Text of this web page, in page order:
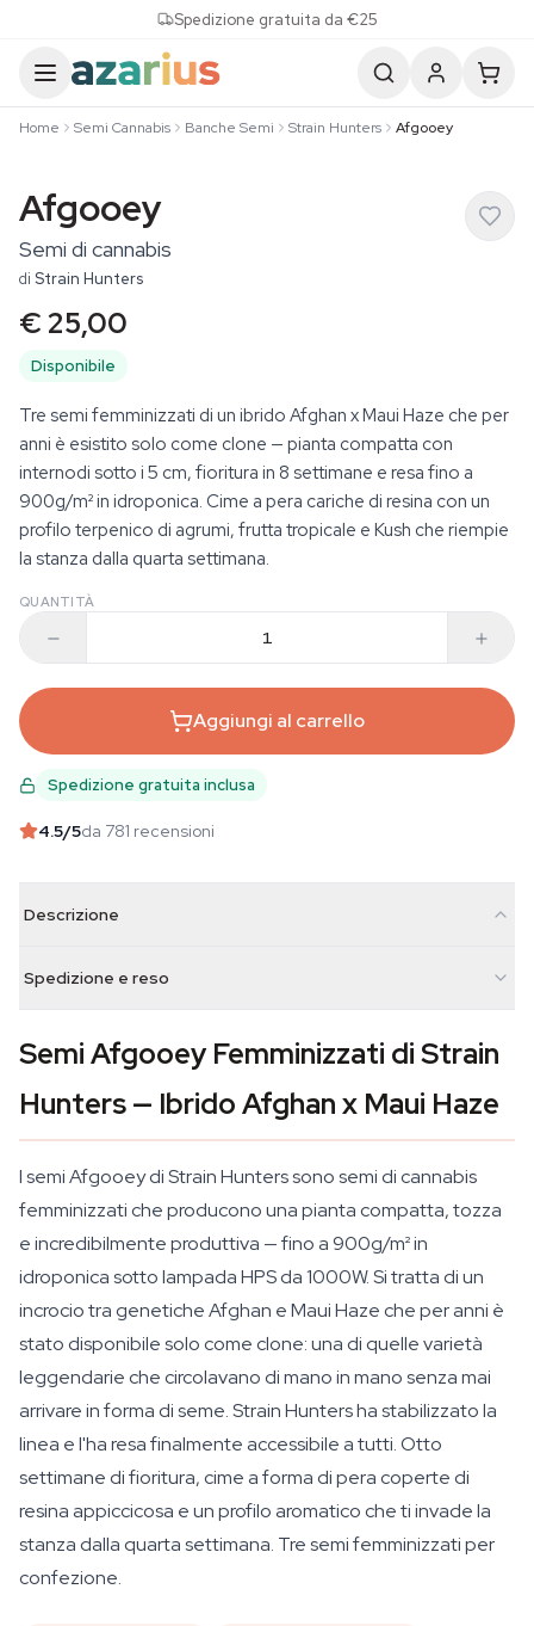
Spedizione gratuita da €25
Home Semi Cannabis Banche Semi Strain Hunters Afgooey
Afgooey
Semi di cannabis
di Strain Hunters
€ 25,00
Disponibile
Tre semi femminizzati di un ibrido Afghan x Maui Haze che per
anni è esistito solo come clone — pianta compatta con
internodi sotto i 5 cm, fioritura in 8 settimane e resa fino a
900g/m² in idroponica. Cime a pera cariche di resina con un
profilo terpenico di agrumi, frutta tropicale e Kush che riempie
la stanza dalla quarta settimana.
QUANTITÀ
Aggiungi al carrello
Spedizione gratuita inclusa
4.5/5da 781 recensioni
Descrizione
Spedizione e reso
Semi Afgooey Femminizzati di Strain
Hunters — Ibrido Afghan x Maui Haze
I semi Afgooey di Strain Hunters sono semi di cannabis
femminizzati che producono una pianta compatta, tozza
e incredibilmente produttiva — fino a 900g/m² in
idroponica sotto lampada HPS da 1000W. Si tratta di un
incrocio tra genetiche Afghan e Maui Haze che per anni è
stato disponibile solo come clone: una di quelle varietà
leggendarie che circolavano di mano in mano senza mai
arrivare in forma di seme. Strain Hunters ha stabilizzato la
linea e l'ha resa finalmente accessibile a tutti. Otto
settimane di fioritura, cime a forma di pera coperte di
resina appiccicosa e un profilo aromatico che ti invade la
stanza dalla quarta settimana. Tre semi femminizzati per
confezione.